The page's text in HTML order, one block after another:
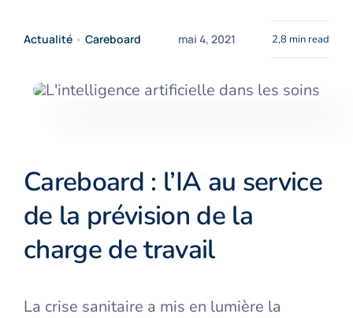
Actualité• Careboard mai 4, 2021 2,8 min read
Careboard : l’IA au service
de la prévision de la
charge de travail
La crise sanitaire a mis en lumière la